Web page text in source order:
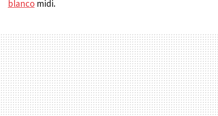
blanco midi.